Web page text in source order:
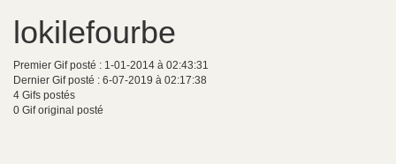
lokilefourbe
Premier Gif posté : 1-01-2014 à 02:43:31
Dernier Gif posté : 6-07-2019 à 02:17:38
4 Gifs postés
0 Gif original posté